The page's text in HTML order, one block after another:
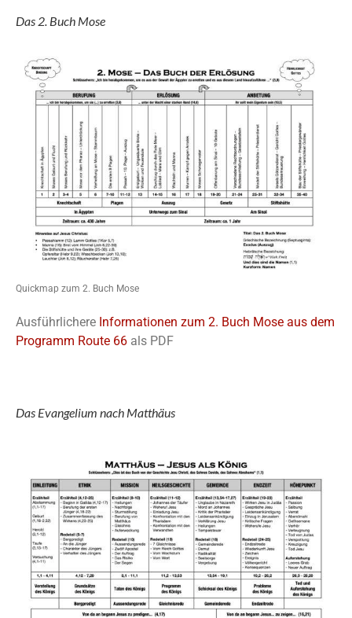
Das 2. Buch Mose
Quickmap zum 2. Buch Mose
Ausführlichere Informationen zum 2. Buch Mose aus dem
Programm Route 66 als PDF
Das Evangelium nach Matthäus